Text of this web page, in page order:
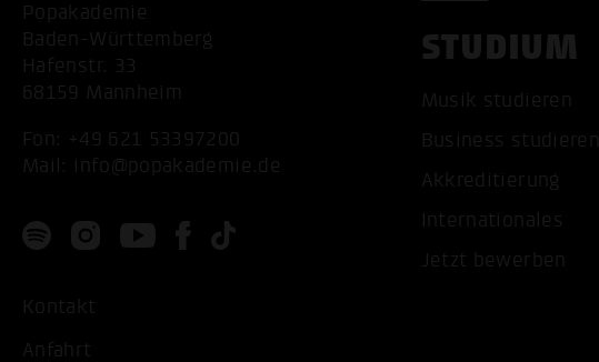
Popakademie
Baden-Württemberg
Hafenstr. 33
68159 Mannheim
Fon: +49 621 53397200
Mail: info@popakademie.de
Kontakt
Anfahrt
STUDIUM
Musik studieren
Business studieren
Akkreditierung
Internationales
Jetzt bewerben